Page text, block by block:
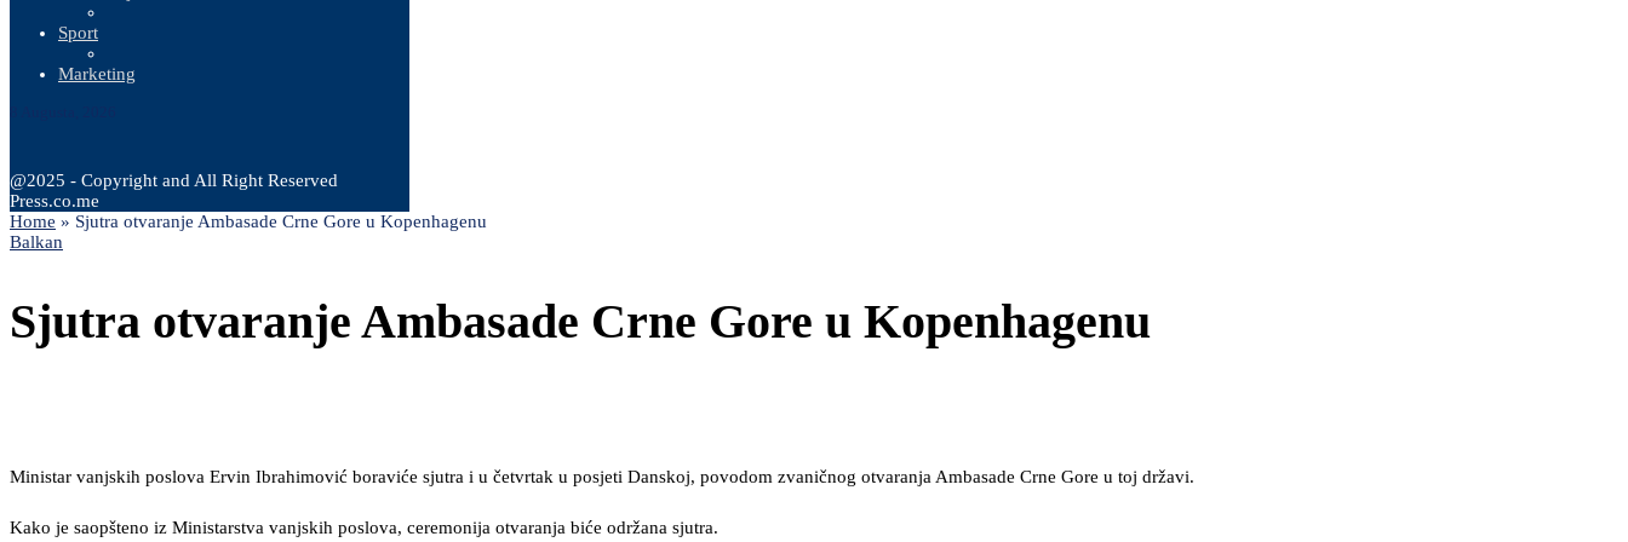
Sport
Marketing
@2025 - Copyright and All Right Reserved
Press.co.me
Home » Sjutra otvaranje Ambasade Crne Gore u Kopenhagenu
Balkan
Sjutra otvaranje Ambasade Crne Gore u Kopenhagenu
Ministar vanjskih poslova Ervin Ibrahimović boraviće sjutra i u četvrtak u posjeti Danskoj, povodom zvaničnog otvaranja Ambasade Crne Gore u toj državi.
Kako je saopšteno iz Ministarstva vanjskih poslova, ceremonija otvaranja biće održana sjutra.